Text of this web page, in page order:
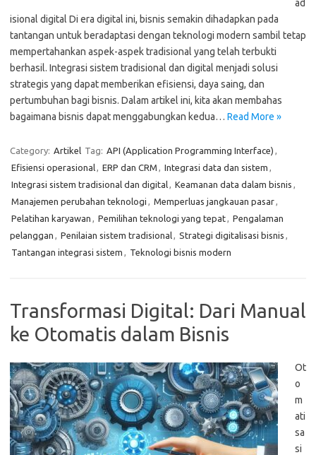
ad
isional digital Di era digital ini, bisnis semakin dihadapkan pada
tantangan untuk beradaptasi dengan teknologi modern sambil tetap
mempertahankan aspek-aspek tradisional yang telah terbukti
berhasil. Integrasi sistem tradisional dan digital menjadi solusi
strategis yang dapat memberikan efisiensi, daya saing, dan
pertumbuhan bagi bisnis. Dalam artikel ini, kita akan membahas
bagaimana bisnis dapat menggabungkan kedua… Read More »
Category: Artikel Tag: API (Application Programming Interface) ,
Efisiensi operasional, ERP dan CRM , Integrasi data dan sistem ,
Integrasi sistem tradisional dan digital, Keamanan data dalam bisnis ,
Manajemen perubahan teknologi , Memperluas jangkauan pasar,
Pelatihan karyawan , Pemilihan teknologi yang tepat, Pengalaman
pelanggan , Penilaian sistem tradisional, Strategi digitalisasi bisnis ,
Tantangan integrasi sistem , Teknologi bisnis modern
Transformasi Digital: Dari Manual
ke Otomatis dalam Bisnis
Ot
o
m
ati
sa
si